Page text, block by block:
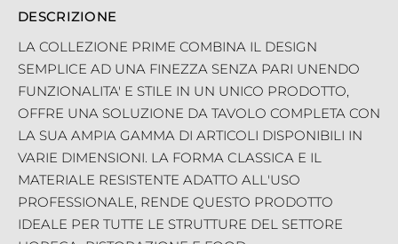
DESCRIZIONE
LA COLLEZIONE PRIME COMBINA IL DESIGN
SEMPLICE AD UNA FINEZZA SENZA PARI UNENDO
FUNZIONALITA' E STILE IN UN UNICO PRODOTTO,
OFFRE UNA SOLUZIONE DA TAVOLO COMPLETA CON
LA SUA AMPIA GAMMA DI ARTICOLI DISPONIBILI IN
VARIE DIMENSIONI. LA FORMA CLASSICA E IL
MATERIALE RESISTENTE ADATTO ALL'USO
PROFESSIONALE, RENDE QUESTO PRODOTTO
IDEALE PER TUTTE LE STRUTTURE DEL SETTORE